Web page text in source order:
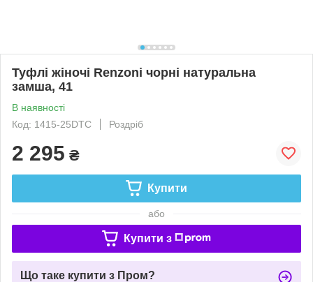
Туфлі жіночі Renzoni чорні натуральна
замша, 41
В наявності
Код: 1415-25DTC
Роздріб
2 295 ₴
Купити
або
Купити з
Що таке купити з Пром?